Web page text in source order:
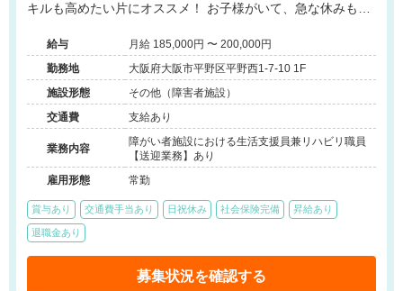
キルも高めたい片にオススメ！ お子様がいて、急な休みも取
給与
月給 185,000円 〜 200,000円
勤務地
大阪府大阪市平野区平野西1-7-10 1F
施設形態
その他（障害者施設）
交通費
支給あり
業務内容
障がい者施設における生活支援員兼リハビリ職員
【送迎業務】あり
雇用形態
常勤
賞与あり 交通費手当あり 日祝休み 社会保険完備 昇給あり
退職金あり
募集状況を確認する